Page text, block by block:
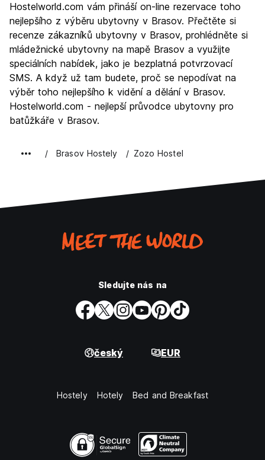
Kultura
8.8
Noční život
7.2
Hodnota za peníze
Hostelworld.com vám přináší on-line rezervace toho
nejlepšího z výběru ubytovny v Brasov. Přečtěte si
recenze zákazníků ubytovny v Brasov, prohlédněte si
mládežnické ubytovny na mapě Brasov a využijte
speciálních nabídek, jako je bezplatná potvrzovací
SMS. A když už tam budete, proč se nepodívat na
výběr toho nejlepšího k vidění a dělání v Brasov.
Hostelworld.com - nejlepší průvodce ubytovny pro
batůžkáře v Brasov.
Brasov Hostely Zozo Hostel
Sledujte nás na
český EUR
Hostely Hotely Bed and Breakfast